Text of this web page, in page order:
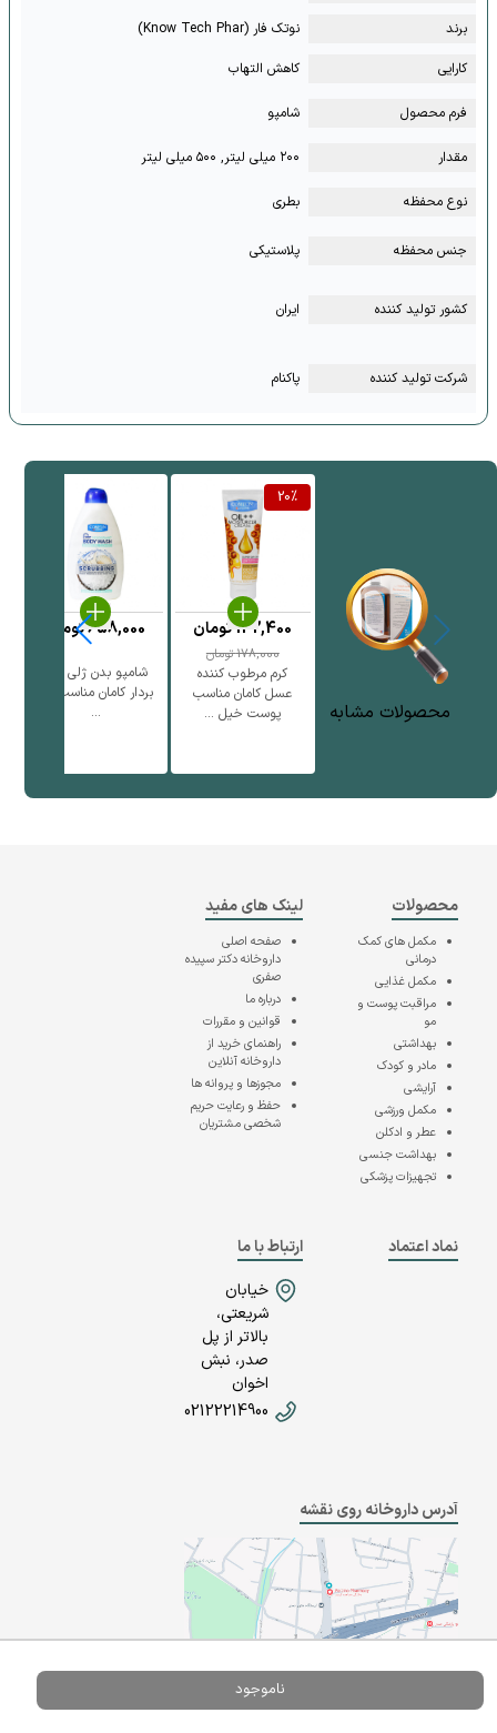
برند
نوتک فار (Know Tech Phar)
کارایی
کاهش التهاب
فرم محصول شامپو
مقدار ۲۰۰ میلی لیتر, ۵۰۰ میلی لیتر
نوع محفظه بطری
جنس محفظه پلاستیکی
کشور تولید کننده ایران
شرکت تولید کننده پاکنام
محصولات مشابه
20%
کرم مرطوب کننده
عسل کامان مناسب
پوست خیل ...
178,000تومان
142,400تومان
شامپو بدن ژلی لایه
بردار کامان مناسب انو
...
658,000تومان
ناموجود
محصولات
مکمل های کمک
درمانی
مکمل غذایی
مراقبت پوست و
مو
بهداشتی
مادر و کودک
آرایشی
مکمل ورزشی
عطر و ادکلن
بهداشت جنسی
تجهیزات پزشکی
لینک های مفید
صفحه اصلی
داروخانه دکتر سپیده
صفری
درباره ما
قوانین و مقررات
راهنمای خرید از
داروخانه آنلاین
مجوزها و پروانه ها
حفظ و رعایت حریم
شخصی مشتریان
نماد اعتماد
ارتباط با ما
خیابان
شریعتی،
بالاتر از پل
صدر، نبش
اخوان
02122214900
آدرس داروخانه روی نقشه
A Pluss
Powered By